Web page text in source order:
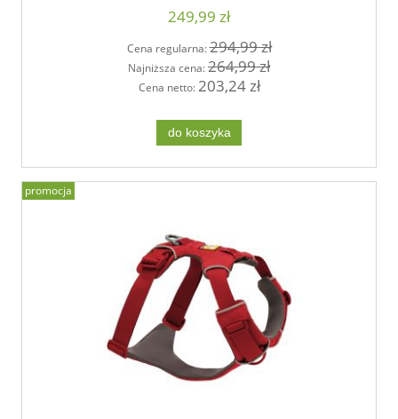
249,99 zł
Cena regularna:294,99 zł
Najniższa cena:264,99 zł
Cena netto:203,24 zł
do koszyka
promocja